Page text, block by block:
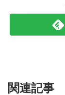
関連記事